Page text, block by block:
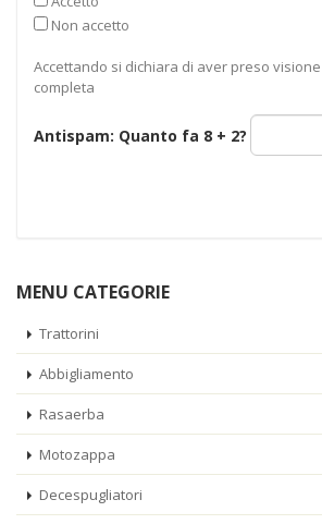
Non accetto
Accettando si dichiara di aver preso
completa
Antispam: Quanto fa 8 + 2?
MENU CATEGORIE
Trattorini
Abbigliamento
Rasaerba
Motozappa
Decespugliatori